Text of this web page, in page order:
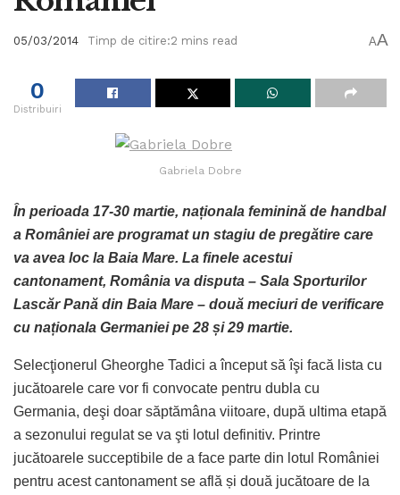
05/03/2014 Timp de citire:2 mins read AA
0
Distribuiri
Gabriela Dobre
În perioada 17-30 martie, naționala feminină de handbal
a României are programat un stagiu de pregătire care
va avea loc la Baia Mare. La finele acestui
cantonament, România va disputa – Sala Sporturilor
Lascăr Pană din Baia Mare – două meciuri de verificare
cu naționala Germaniei pe 28 și 29 martie.
Selecţionerul Gheorghe Tadici a început să îşi facă lista cu
jucătoarele care vor fi convocate pentru dubla cu
Germania, deşi doar săptămâna viitoare, după ultima etapă
a sezonului regulat se va şti lotul definitiv. Printre
jucătoarele succeptibile de a face parte din lotul României
pentru acest cantonament se află și două jucătoare de la